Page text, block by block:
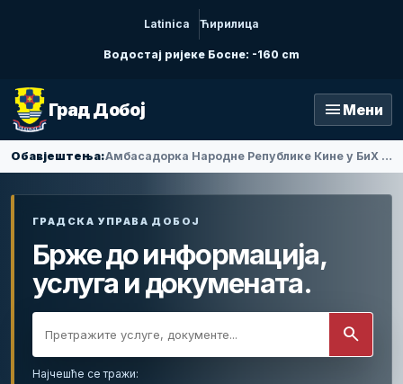
Latinica Ћирилица
Водостај ријеке Босне: -160 cm
Град Добој menu Мени
Обавјештења: Амбасадорка Народне Републике Кине у БиХ Ли Фан посјетила Добој
ГРАДСКА УПРАВА ДОБОЈ
Брже до информација,
услуга и докумената.
search
Најчешће се тражи: